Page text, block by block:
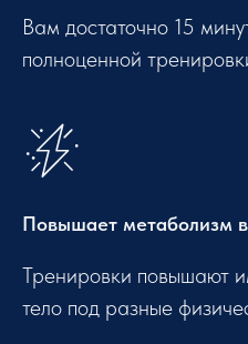
Вам достаточно 15
полноценной
Повышает метаболизм
Тренировки повышают
тело под разные